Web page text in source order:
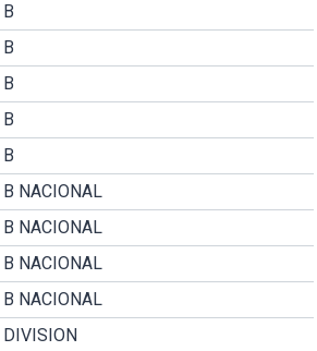
NACIONAL
NACIONAL
NACIONAL
NACIONAL